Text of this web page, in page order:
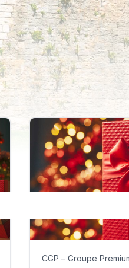
CGP – Groupe